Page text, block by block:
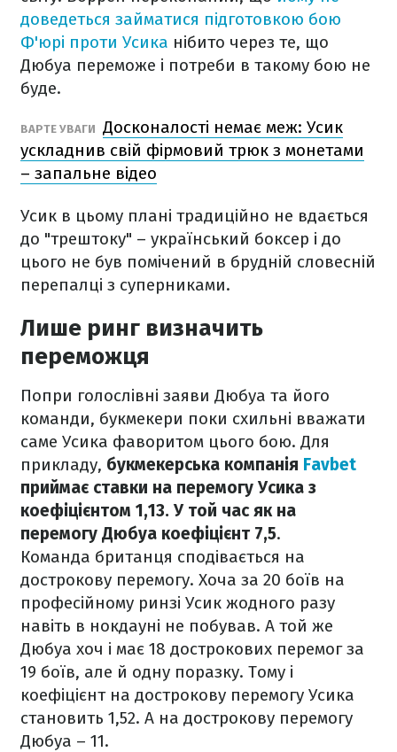
доведеться займатися підготовкою бою
Ф'юрі проти Усика нібито через те, що
Дюбуа переможе і потреби в такому бою не
буде.
ВАРТЕ УВАГИ Досконалості немає меж: Усик
ускладнив свій фірмовий трюк з монетами
– запальне відео
Усик в цьому плані традиційно не вдається
до "трештоку" – український боксер і до
цього не був помічений в брудній словесній
перепалці з суперниками.
Лише ринг визначить
переможця
Попри голослівні заяви Дюбуа та його
команди, букмекери поки схильні вважати
саме Усика фаворитом цього бою. Для
прикладу, букмекерська компанія Favbet
приймає ставки на перемогу Усика з
коефіцієнтом 1,13. У той час як на
перемогу Дюбуа коефіцієнт 7,5.
Команда британця сподівається на
дострокову перемогу. Хоча за 20 боїв на
професійному ринзі Усик жодного разу
навіть в нокдауні не побував. А той же
Дюбуа хоч і має 18 дострокових перемог за
19 боїв, але й одну поразку. Тому і
коефіцієнт на дострокову перемогу Усика
становить 1,52. А на дострокову перемогу
Дюбуа – 11.